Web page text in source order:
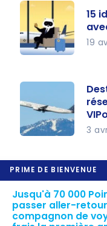
de
ns où
partir
50 000
points
VIPorter
15
19
ns Porter
Airlines :
un vaste
réseau
3
PRIME DE BIENVENUE
Jusqu'à 70 000
passer aller-
compagnon de